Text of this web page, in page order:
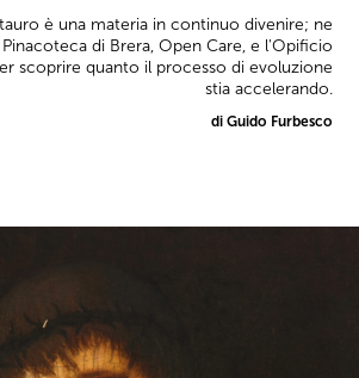
è una materia in continuo divenire; ne
di Brera, Open Care, e l'Opificio
scoprire quanto il processo di evoluzione
stia accelerando.
di Guido Furbesco